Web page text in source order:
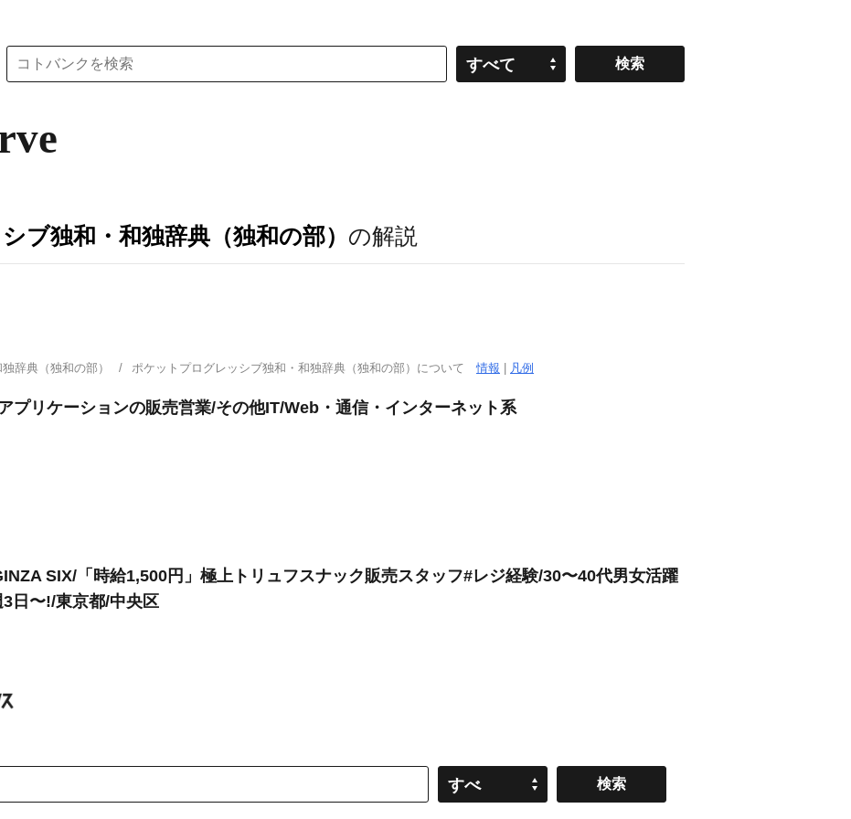
すべて
ブ独和・和独辞典（独和の部） の解説
辞典（独和の部） ポケットプログレッシブ独和・和独辞典（独和の部）について情報 凡例
プリケーションの販売営業/その他IT/Web・通信・インターネット系
SIX/「時給1,500円」極上トリュフスナック販売スタッフ#レジ経験/30〜40代男女活躍
日〜!/東京都/中央区
すべ